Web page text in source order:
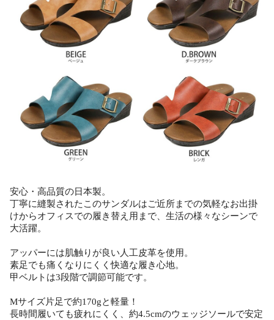
安心・高品質の日本製。
丁寧に縫製されたこのサンダルはご近所までの気軽なお出掛
けからオフィスでの履き替え用まで、生活の様々なシーンで
大活躍。
アッパーには肌触りが良い人工皮革を使用。
素足でも痛くなりにくく快適な履き心地。
甲ベルトは3段階で調節可能です。
Mサイズ片足で約170gと軽量！
長時間履いても疲れにくく、約4.5cmのウェッジソールで安定